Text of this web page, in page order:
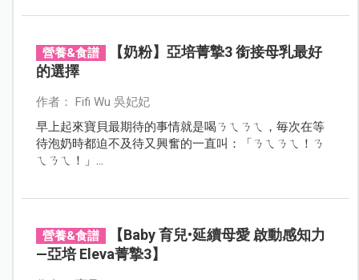
營養&食譜
【奶粉】亞培菁摯3 銜接母乳最好
的選擇
作者： Fifi Wu 吳妃妃
早上起來寶貝最期待的事情就是喝ㄋㄟㄋㄟ，毎次在等
待泡奶時都迫不及待又興奮的一直叫：「ㄋㄟㄋㄟ！ㄋ
ㄟㄋㄟ！」...
營養&食譜
【Baby 育兒•延續母愛 啟動感知力
—亞培 Eleva菁摯3】